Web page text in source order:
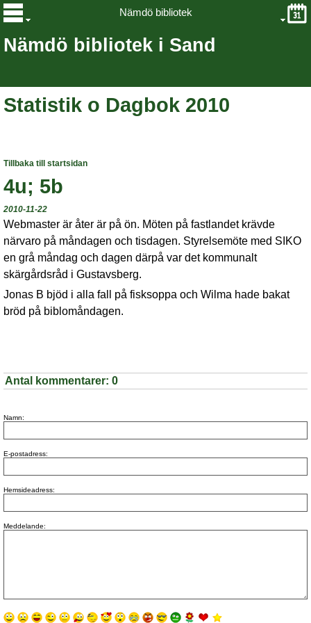
Nämdö bibliotek i Sand
Nämdö bibliotek
Statistik o Dagbok 2010
Tillbaka till startsidan
4u; 5b
2010-11-22
Webmaster är åter är på ön. Möten på fastlandet krävde
närvaro på måndagen och tisdagen. Styrelsemöte med SIKO
en grå måndag och dagen därpå var det kommunalt
skärgårdsråd i Gustavsberg.
Jonas B bjöd i alla fall på fisksoppa och Wilma hade bakat
bröd på biblomåndagen.
Antal kommentarer: 0
Namn:
E-postadress:
Hemsideadress:
Meddelande: